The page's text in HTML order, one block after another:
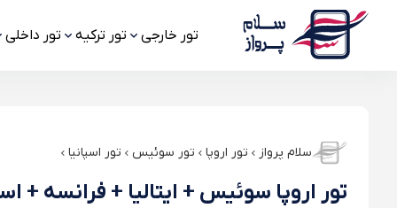
تور خارجی تور ترکیه تور داخلی
سلام پرواز تور اروپا تور سوئیس تور اسپانیا
تور اروپا سوئیس + ایتالیا + فرانسه +